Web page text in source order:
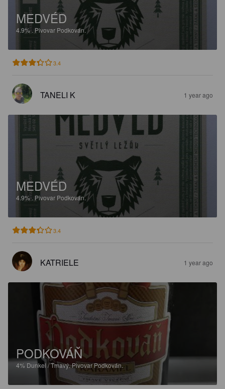
MEDVÉD
4.9%. Pivovar Podkován.
3.4
TANELI K 1 year ago
MEDVÉD
4.9%. Pivovar Podkován.
3.4
KATRIELE 1 year ago
PODKOVÁŇ
4% Dunkel / Tmavý.Pivovar Podkován.